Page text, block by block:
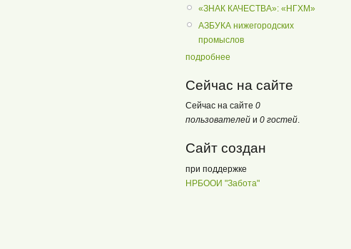
«ЗНАК КАЧЕСТВА»: «НГХМ»
АЗБУКА нижегородских
промыслов
подробнее
Сейчас на сайте
Сейчас на сайте 0
пользователей и 0 гостей.
Сайт создан
при поддержке
НРБООИ "Забота"